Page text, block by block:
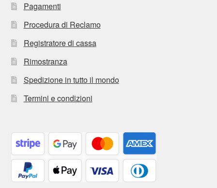
Pagamenti
Procedura di Reclamo
Registratore di cassa
Rimostranza
Spedizione in tutto il mondo
Termini e condizioni